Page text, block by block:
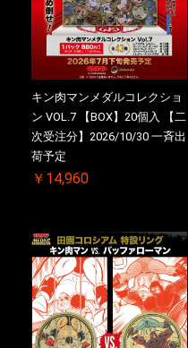
キン肉マンメダルコレクショ
ン VOL.7 【BOX】20個入 【二
次受注分】2026/10/30 一斉出
荷予定
￥14,960